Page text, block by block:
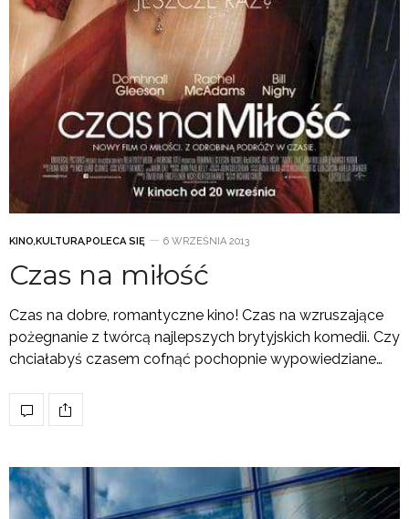
KINO,KULTURA,POLECA SIĘ 6 WRZEŚNIA 2013
Czas na miłość
Czas na dobre, romantyczne kino! Czas na wzruszające
pożegnanie z twórcą najlepszych brytyjskich komedii. Czy
chciałabyś czasem cofnąć pochopnie wypowiedziane…